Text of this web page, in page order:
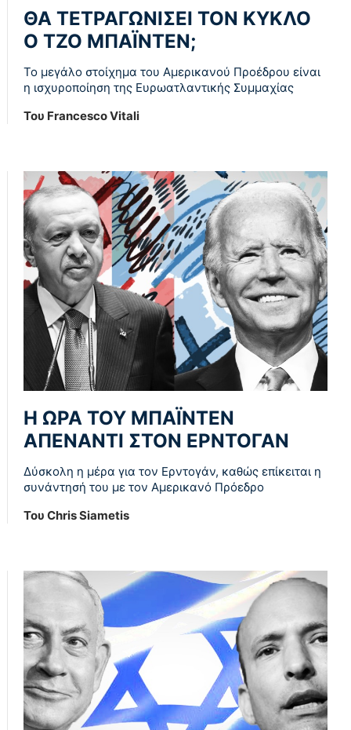
ΘΑ ΤΕΤΡΑΓΩΝΙΣΕΙ ΤΟΝ ΚΥΚΛΟ
Ο ΤΖΟ ΜΠΑΪΝΤΕΝ;
Το μεγάλο στοίχημα του Αμερικανού Προέδρου είναι
η ισχυροποίηση της Ευρωατλαντικής Συμμαχίας
Του Francesco Vitali
Η ΩΡΑ ΤΟΥ ΜΠΑΪΝΤΕΝ
ΑΠΕΝΑΝΤΙ ΣΤΟΝ ΕΡΝΤΟΓΑΝ
Δύσκολη η μέρα για τον Ερντογάν, καθώς επίκειται η
συνάντησή του με τον Αμερικανό Πρόεδρο
Του Chris Siametis